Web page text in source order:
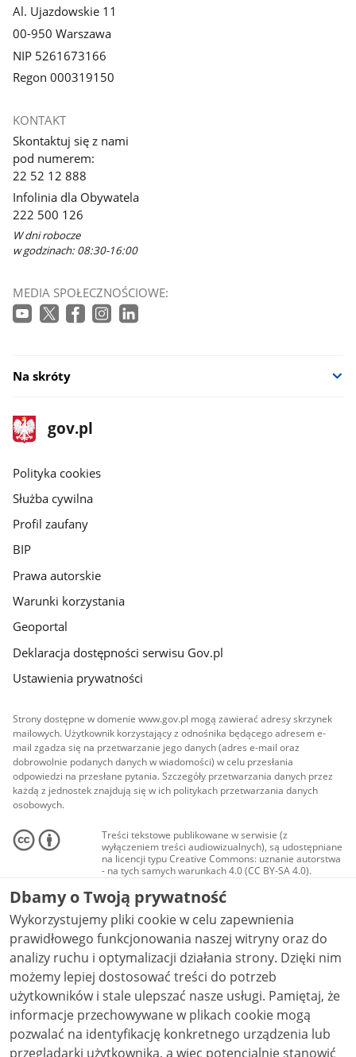
Al. Ujazdowskie 11
00-950 Warszawa
NIP 5261673166
Regon 000319150
KONTAKT
Skontaktuj się z nami
pod numerem:
22 52 12 888
Infolinia dla Obywatela
222 500 126
W dni robocze
w godzinach: 08:30-16:00
MEDIA SPOŁECZNOŚCIOWE:
Na skróty
stopka
gov.pl
Strona
gov.pl
gov.pl
Polityka cookies
Służba cywilna
Profil zaufany
BIP
Prawa autorskie
Warunki korzystania
Geoportal
Deklaracja dostępności serwisu Gov.pl
Ustawienia prywatności
Strony dostępne w domenie www.gov.pl mogą zawierać adresy skrzynek
mailowych. Użytkownik korzystający z odnośnika będącego adresem e-
mail zgadza się na przetwarzanie jego danych (adres e-mail oraz
dobrowolnie podanych danych w wiadomości) w celu przesłania
odpowiedzi na przesłane pytania. Szczegóły przetwarzania danych przez
każdą z jednostek znajdują się w ich politykach przetwarzania danych
osobowych.
Treści tekstowe publikowane w serwisie (z
wyłączeniem treści audiowizualnych), są udostępniane
na licencji typu Creative Commons: uznanie autorstwa
- na tych samych warunkach 4.0 (CC BY-SA 4.0).
Materiały audiowizualne, w tym zdjęcia, materiały
audio i wideo, są udostępniane na licencji typu
Creative Commons: uznanie autorstwa użycie
niekomercyjne - bez utworów zależnych 4.0 (CC BY-
NC-ND 4.0), o ile nie jest to stwierdzone inaczej.
Dbamy o Twoją prywatność
Wykorzystujemy pliki cookie w celu zapewnienia
prawidłowego funkcjonowania naszej witryny oraz do
analizy ruchu i optymalizacji działania strony. Dzięki nim
możemy lepiej dostosować treści do potrzeb
użytkowników i stale ulepszać nasze usługi. Pamiętaj, że
informacje przechowywane w plikach cookie mogą
pozwalać na identyfikację konkretnego urządzenia lub
przeglądarki użytkownika, a więc potencjalnie stanowić